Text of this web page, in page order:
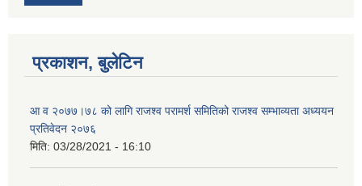
प्रकाशन, बुलेटिन
आ व २०७७।७८ को लागि राजश्व परामर्श समितिको राजश्व सम्भाव्यता अध्ययन
प्रतिवेदन २०७६
मिति: 03/28/2021 - 16:10